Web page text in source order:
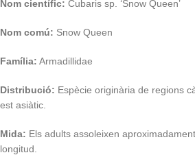
Nom científic: Cubaris sp. ‘Snow Queen’
Nom comú: Snow Queen
Família: Armadillidae
Distribució: Espècie originària de regions
est asiàtic.
Mida: Els adults assoleixen
longitud.